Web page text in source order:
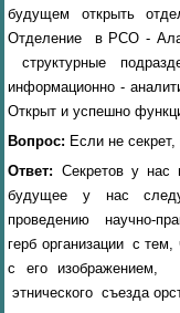
будущем открыть
Отделение в РСО -
структурные
информационно -
Открыт и успешно
Вопрос: Если не
Ответ: Секретов у
будущее у нас
проведению научно-
герб организации с
с его изображением,
этнического съезда